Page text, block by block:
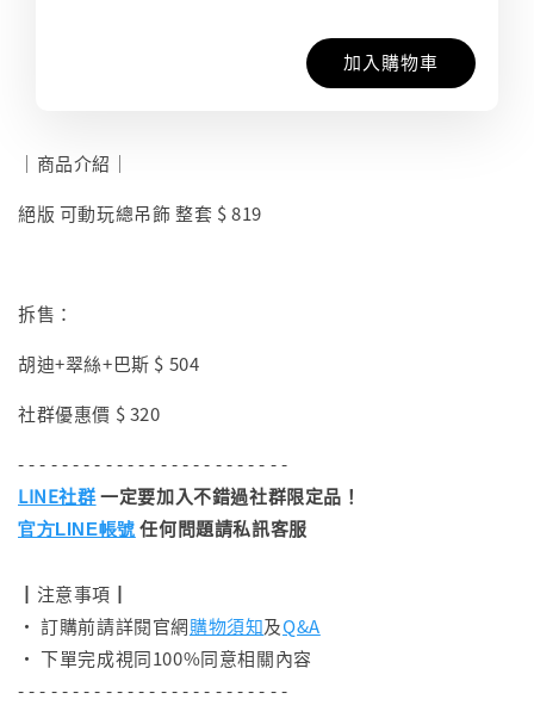
加入購物車
｜商品介紹｜
絕版 可動玩總吊飾 整套 $ 819
拆售：
胡迪+翠絲+巴斯 $ 504
社群優惠價 $ 320
- - - - - - - - - - - - - - - - - - - - - - - - -
LINE社群一定要加入不錯過社群限定品！
官方LINE帳號 任何問題請私訊客服
┃注意事項┃
• 訂購前請詳閱官網購物須知及Q&A
• 下單完成視同100%同意相關內容
- - - - - - - - - - - - - - - - - - - - - - - - -